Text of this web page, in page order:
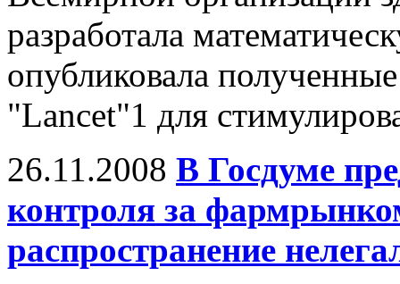
разработала
опубликовала
"Lancet"1 для
26.11.2008 В Госдуме
контроля за
распространение